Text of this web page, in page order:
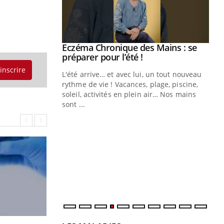
de type 2
Youtube
Eczéma Chronique des Mains : se
préparer pour l’été !Youtube
L'été arrive… et avec lui, un tout nouveau
rythme de vie ! Vacances, plage, piscine,
soleil, activités en plein air… Nos mains
sont ...